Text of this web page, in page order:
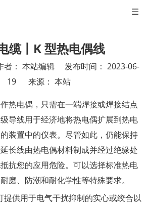
缆丨K 型热电偶线
： 本站编辑 发布时间： 2023-06-
19 来源： 本站
热电偶，只需在一端焊接或焊接结点
导线用于经济地将热电偶扩展到热电
装置中的仪表。尽管如此，仍能保持
长线由热电偶材料制成并经过绝缘处
抗您的应用危险。可以选择标准热电
磨、防潮和耐化学性等特殊要求。
供用于电气干扰抑制的实心或绞合以